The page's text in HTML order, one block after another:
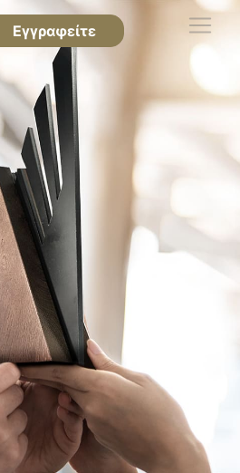
Εγγραφείτε